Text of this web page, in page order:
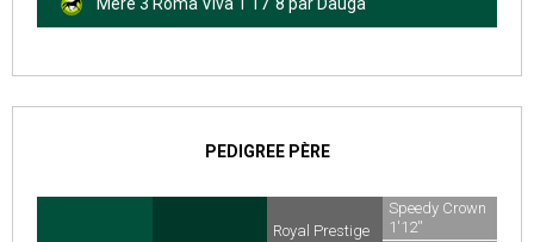
PEDIGREE PÈRE
Royal Prestige
Speedy Crown
1'12''